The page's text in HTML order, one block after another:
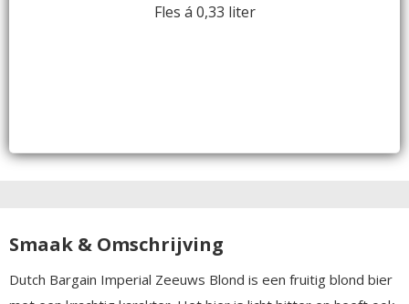
Fles á 0,33 liter
Smaak & Omschrijving
Dutch Bargain Imperial Zeeuws Blond is een fruitig blond bier